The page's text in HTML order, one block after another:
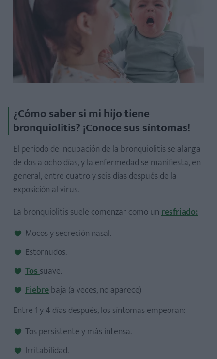
¿Cómo saber si mi hijo tiene
bronquiolitis? ¡Conoce sus síntomas!
El período de incubación de la bronquiolitis se alarga
de dos a ocho días, y la enfermedad se manifiesta, en
general, entre cuatro y seis días después de la
exposición al virus.
La bronquiolitis suele comenzar como unresfriado:
Mocos y secreción nasal.
Estornudos.
Tossuave.
Fiebrebaja (a veces, no aparece)
Entre 1 y 4 días después, los síntomas empeoran:
Tos persistente y más intensa.
Irritabilidad.